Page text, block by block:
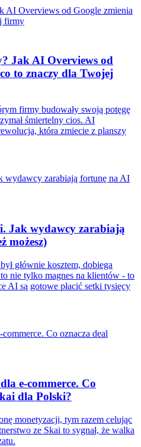
Jak AI Overviews od
to znaczy dla Twojej
firmy budowały swoją potęgę
śmiertelny cios. AI
która zmiecie z planszy
Jak wydawcy zarabiają
możesz)
głównie kosztem, dobiega
nie tylko magnes na klientów - to
AI są gotowe płacić setki tysięcy
e-commerce. Co
dla Polski?
monetyzacji, tym razem celując
ze Skai to sygnał, że walka